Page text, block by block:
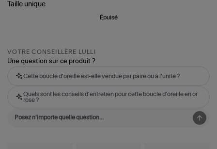
Or
Taille unique
Épuisé
VOTRE CONSEILLÈRE LULLI
Une question sur ce produit ?
Cette boucle d'oreille est-elle vendue par paire ou à l'unité ?
Quels sont les conseils d'entretien pour cette boucle d'oreille en or
rose ?